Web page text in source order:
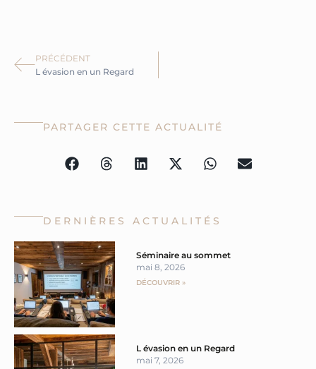
Précédent
PRÉCÉDENT
L évasion en un Regard
PARTAGER CETTE ACTUALITÉ
DERNIÈRES ACTUALITÉS
Séminaire au sommet
mai 8, 2026
DÉCOUVRIR »
L évasion en un Regard
mai 7, 2026